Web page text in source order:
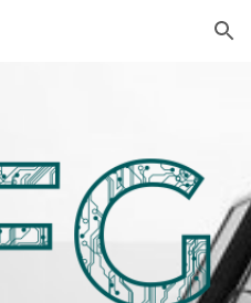
Skip to navigation